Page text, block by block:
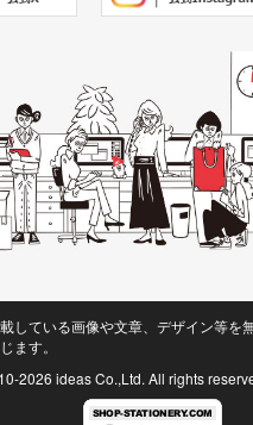
している画像や文章、デザイン等を
ます。
-2026 ideas Co.,Ltd. All rights